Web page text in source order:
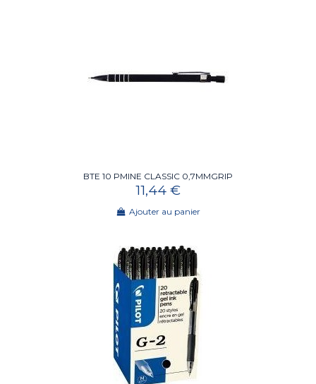
BTE 10 PMINE CLASSIC 0,7MMGRIP
11,44 €
Ajouter au panier